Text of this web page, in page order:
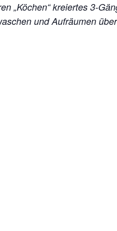
„Köchen“ kreiertes 3-
und Aufräumen